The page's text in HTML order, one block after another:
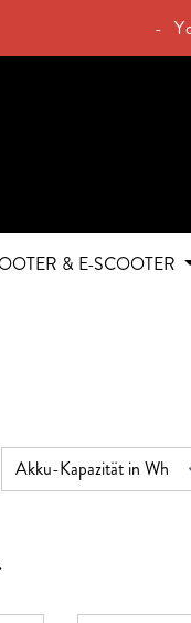
-
& E-SCOOTER
Akku-Kapazität in Wh